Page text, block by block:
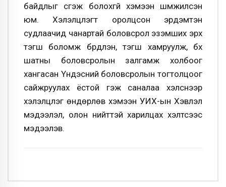
байдлыг үүсгэж болохгүй хэмээн шүүмжилсэн
юм. Хэлэлцүүлэгт оролцсон эрдэмтэн
судлаачид чанартай боловсрол эзэмших эрх
тэгш боломж бүрдүүлэн, тэгш хамруулж, бүх
шатны боловсролын залгамж холбоог
хангасан Үндэсний боловсролын тогтолцоог
сайжруулах ёстой гэж саналаа хэлснээр
хэлэлцүүлэг өндөрлөв хэмээн УИХ-ын Хэвлэл
мэдээлэл, олон нийттэй харилцах хэлтсээс
мэдээлэв.